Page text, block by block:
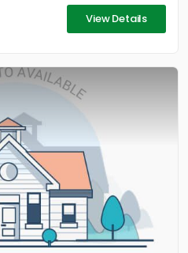
View Details